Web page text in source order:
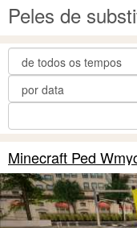
Peles de
Minecraft Ped